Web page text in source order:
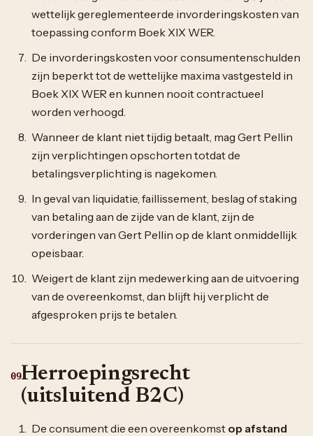
wettelijk gereglementeerde invorderingskosten van
toepassing conform Boek XIX WER.
De invorderingskosten voor consumentenschulden
zijn beperkt tot de wettelijke maxima vastgesteld in
Boek XIX WER en kunnen nooit contractueel
worden verhoogd.
Wanneer de klant niet tijdig betaalt, mag Gert Pellin
zijn verplichtingen opschorten totdat de
betalingsverplichting is nagekomen.
In geval van liquidatie, faillissement, beslag of staking
van betaling aan de zijde van de klant, zijn de
vorderingen van Gert Pellin op de klant onmiddellijk
opeisbaar.
Weigert de klant zijn medewerking aan de uitvoering
van de overeenkomst, dan blijft hij verplicht de
afgesproken prijs te betalen.
09Herroepingsrecht
(uitsluitend B2C)
De consument die een overeenkomst op afstand